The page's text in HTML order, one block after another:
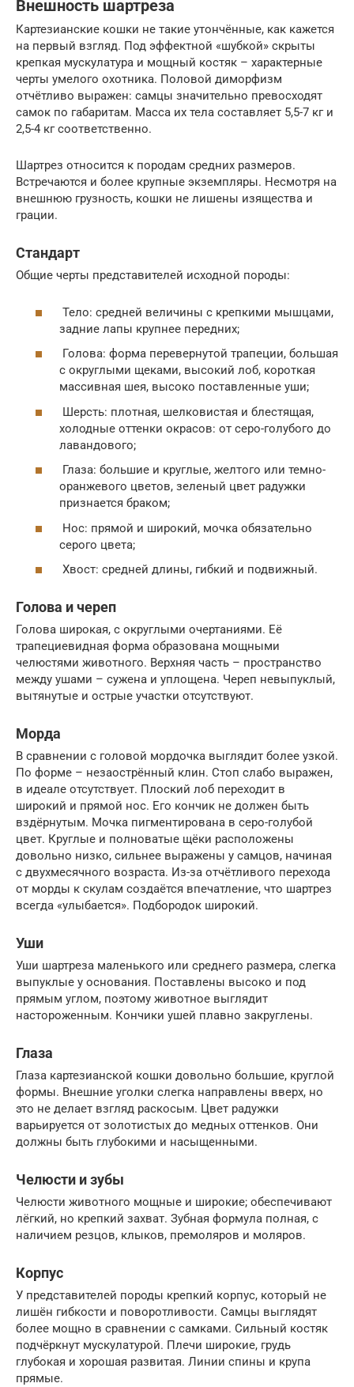
Внешность шартреза
Картезианские кошки не такие утончённые, как кажется
на первый взгляд. Под эффектной «шубкой» скрыты
крепкая мускулатура и мощный костяк – характерные
черты умелого охотника. Половой диморфизм
отчётливо выражен: самцы значительно превосходят
самок по габаритам. Масса их тела составляет 5,5-7 кг и
2,5-4 кг соответственно.
Шартрез относится к породам средних размеров.
Встречаются и более крупные экземпляры. Несмотря на
внешнюю грузность, кошки не лишены изящества и
грации.
Стандарт
Общие черты представителей исходной породы:
Тело: средней величины с крепкими мышцами,
задние лапы крупнее передних;
Голова: форма перевернутой трапеции, большая
с округлыми щеками, высокий лоб, короткая
массивная шея, высоко поставленные уши;
Шерсть: плотная, шелковистая и блестящая,
холодные оттенки окрасов: от серо-голубого до
лавандового;
Глаза: большие и круглые, желтого или темно-
оранжевого цветов, зеленый цвет радужки
признается браком;
Нос: прямой и широкий, мочка обязательно
серого цвета;
Хвост: средней длины, гибкий и подвижный.
Голова и череп
Голова широкая, с округлыми очертаниями. Её
трапециевидная форма образована мощными
челюстями животного. Верхняя часть – пространство
между ушами – сужена и уплощена. Череп невыпуклый,
вытянутые и острые участки отсутствуют.
Морда
В сравнении с головой мордочка выглядит более узкой.
По форме – незаострённый клин. Стоп слабо выражен,
в идеале отсутствует. Плоский лоб переходит в
широкий и прямой нос. Его кончик не должен быть
вздёрнутым. Мочка пигментирована в серо-голубой
цвет. Круглые и полноватые щёки расположены
довольно низко, сильнее выражены у самцов, начиная
с двухмесячного возраста. Из-за отчётливого перехода
от морды к скулам создаётся впечатление, что шартрез
всегда «улыбается». Подбородок широкий.
Уши
Уши шартреза маленького или среднего размера, слегка
выпуклые у основания. Поставлены высоко и под
прямым углом, поэтому животное выглядит
настороженным. Кончики ушей плавно закруглены.
Глаза
Глаза картезианской кошки довольно большие, круглой
формы. Внешние уголки слегка направлены вверх, но
это не делает взгляд раскосым. Цвет радужки
варьируется от золотистых до медных оттенков. Они
должны быть глубокими и насыщенными.
Челюсти и зубы
Челюсти животного мощные и широкие; обеспечивают
лёгкий, но крепкий захват. Зубная формула полная, с
наличием резцов, клыков, премоляров и моляров.
Корпус
У представителей породы крепкий корпус, который не
лишён гибкости и поворотливости. Самцы выглядят
более мощно в сравнении с самками. Сильный костяк
подчёркнут мускулатурой. Плечи широкие, грудь
глубокая и хорошая развитая. Линии спины и крупа
прямые.